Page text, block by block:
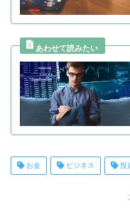
お金 ビジネス 投